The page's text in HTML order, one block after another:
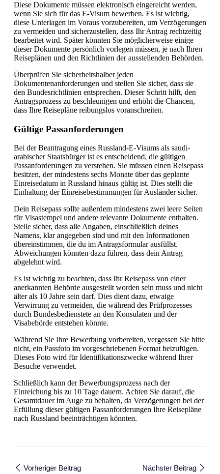
Diese Dokumente müssen elektronisch eingereicht werden,
wenn Sie sich für das E-Visum bewerben. Es ist wichtig,
diese Unterlagen im Voraus vorzubereiten, um Verzögerungen
zu vermeiden und sicherzustellen, dass Ihr Antrag rechtzeitig
bearbeitet wird. Später könnten Sie möglicherweise einige
dieser Dokumente persönlich vorlegen müssen, je nach Ihren
Reiseplänen und den Richtlinien der ausstellenden Behörden.
Überprüfen Sie sicherheitshalber jeden
Dokumentenanforderungen und stellen Sie sicher, dass sie
den Bundesrichtlinien entsprechen. Dieser Schritt hilft, den
Antragsprozess zu beschleunigen und erhöht die Chancen,
dass Ihre Reisepläne reibungslos voranschreiten.
Gültige Passanforderungen
Bei der Beantragung eines Russland-E-Visums als saudi-
arabischer Staatsbürger ist es entscheidend, die gültigen
Passanforderungen zu verstehen. Sie müssen einen Reisepass
besitzen, der mindestens sechs Monate über das geplante
Einreisedatum in Russland hinaus gültig ist. Dies stellt die
Einhaltung der Einreisebestimmungen für Ausländer sicher.
Dein Reisepass sollte außerdem mindestens zwei leere Seiten
für Visastempel und andere relevante Dokumente enthalten.
Stelle sicher, dass alle Angaben, einschließlich deines
Namens, klar angegeben sind und mit den Informationen
übereinstimmen, die du im Antragsformular ausfüllst.
Abweichungen könnten dazu führen, dass dein Antrag
abgelehnt wird.
Es ist wichtig zu beachten, dass Ihr Reisepass von einer
anerkannten Behörde ausgestellt worden sein muss und nicht
älter als 10 Jahre sein darf. Dies dient dazu, etwaige
Verwirrung zu vermeiden, die während des Prüfprozesses
durch Bundesbedienstete an den Konsulaten und der
Visabehörde entstehen könnte.
Während Sie Ihre Bewerbung vorbereiten, vergessen Sie bitte
nicht, ein Passfoto im vorgeschriebenen Format beizufügen.
Dieses Foto wird für Identifikationszwecke während Ihrer
Besuche verwendet.
Schließlich kann der Bewerbungsprozess nach der
Einreichung bis zu 10 Tage dauern. Achten Sie darauf, die
Gesamtdauer im Auge zu behalten, da Verzögerungen bei der
Erfüllung dieser gültigen Passanforderungen Ihre Reisepläne
nach Russland beeinträchtigen könnten.
Vorheriger Beitrag Nächster Beitrag